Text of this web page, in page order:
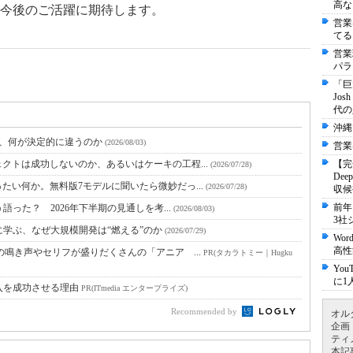
後のご活躍に期待します。
何が決定的に違うのか (2026/08/03)
トは成功しないのか、あるいはケーキの工程... (2026/07/28)
い何か。無料版7モデルに聞いたら微妙だっ... (2026/07/28)
った？ 2026年下半期の見通しを考... (2026/08/03)
ぶ、なぜ大規模開発は“燃える”のか (2026/07/29)
鳴き声やセリフが盛りだくさんの「アニア ... PR(タカラトミー｜Hugku
成功させる理由 PR(ITmedia エンタープライズ)
Recommended by
高
営
てる
営
パ
「
代
沖
営
【
収
前
3社
高
に1
オル
企画
ティ